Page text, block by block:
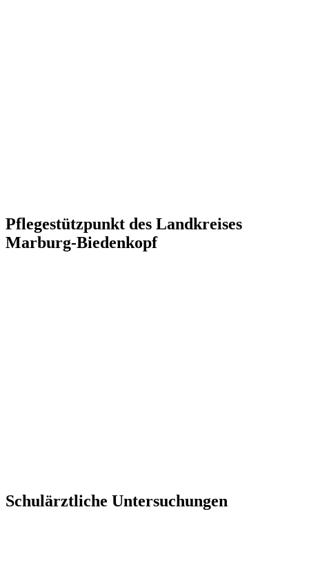
Pflegestützpunkt des Landkreises
Marburg-Biedenkopf
Schulärztliche Untersuchungen